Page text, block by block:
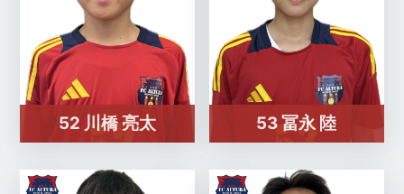
52 川橋 亮太 53 冨永 陸